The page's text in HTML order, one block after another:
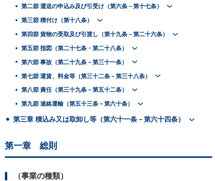
第二節 運送の申込み及び引受け（第六条－第十七条）
第三節 積付け（第十八条）
第四節 貨物の受取及び引渡し（第十九条－第二十六条）
第五節 指図（第二十七条・第二十八条）
第六節 事故（第二十九条－第三十一条）
第七節 運賃、料金等（第三十二条－第三十八条）
第八節 責任（第三十九条－第五十二条）
第九節 連絡運輸（第五十三条－第六十条）
第三章 積込み又は取卸し等（第六十一条－第六十四条）
第一章 総則
（事業の種類）